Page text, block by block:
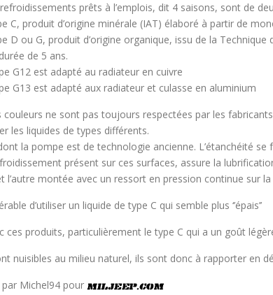
prêts à l’emplois, dit 4 saisons, sont de
C, produit d’origine minérale (IAT) élaboré à partir de
D ou G, produit d’origine organique, issu de la
de 5 ans.
G12 est adapté au radiateur en cuivre
G13 est adapté aux radiateur et culasse en aluminium
couleurs ne sont pas toujours respectées par les
les liquides de types différents.
la pompe est de technologie ancienne. L’étanchéité
présent sur ces surfaces, assure la
l’autre montée avec un ressort en pression continue sur
d’utiliser un liquide de type C qui semble plus ‘’épais’’
ces produits, particulièrement le type C qui a un goût
nuisibles au milieu naturel, ils sont donc à rapporter en
Michel94 pour